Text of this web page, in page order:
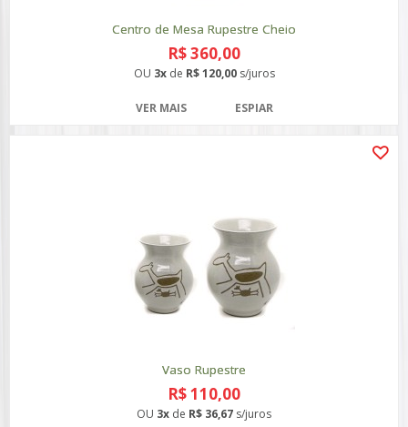
Centro de Mesa Rupestre Cheio
R$ 360,00
OU 3xde R$ 120,00s/juros
VER MAIS ESPIAR
Vaso Rupestre
R$ 110,00
OU 3x de R$ 36,67 s/juros